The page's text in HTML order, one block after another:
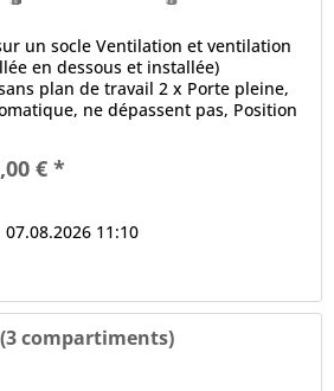
un socle Ventilation et ventilation
en dessous et installée)
plan de travail 2 x Porte pleine,
ne dépassent pas, Position
€ *
11:10
compartiments)